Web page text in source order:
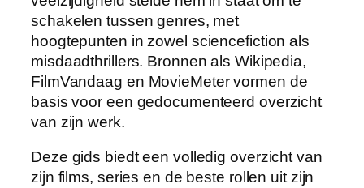
schakelen tussen genres, met
hoogtepunten in zowel sciencefiction als
misdaadthrillers. Bronnen als Wikipedia,
FilmVandaag en MovieMeter vormen de
basis voor een gedocumenteerd overzicht
van zijn werk.
Deze gids biedt een volledig overzicht van
zijn films, series en de beste rollen uit zijn